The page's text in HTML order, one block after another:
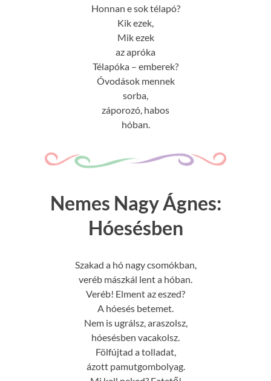
Honnan e sok télapó?
Kik ezek,
Mik ezek
az apróka
Télapóka – emberek?
Óvodások mennek
sorba,
záporozó, habos
hóban.
Nemes Nagy Ágnes:
Hóesésben
Szakad a hó nagy csomókban,
veréb mászkál lent a hóban.
Veréb! Elment az eszed?
A hóesés betemet.
Nem is ugrálsz, araszolsz,
hóesésben vacakolsz.
Fölfújtad a tolladat,
ázott pamutgombolyag.